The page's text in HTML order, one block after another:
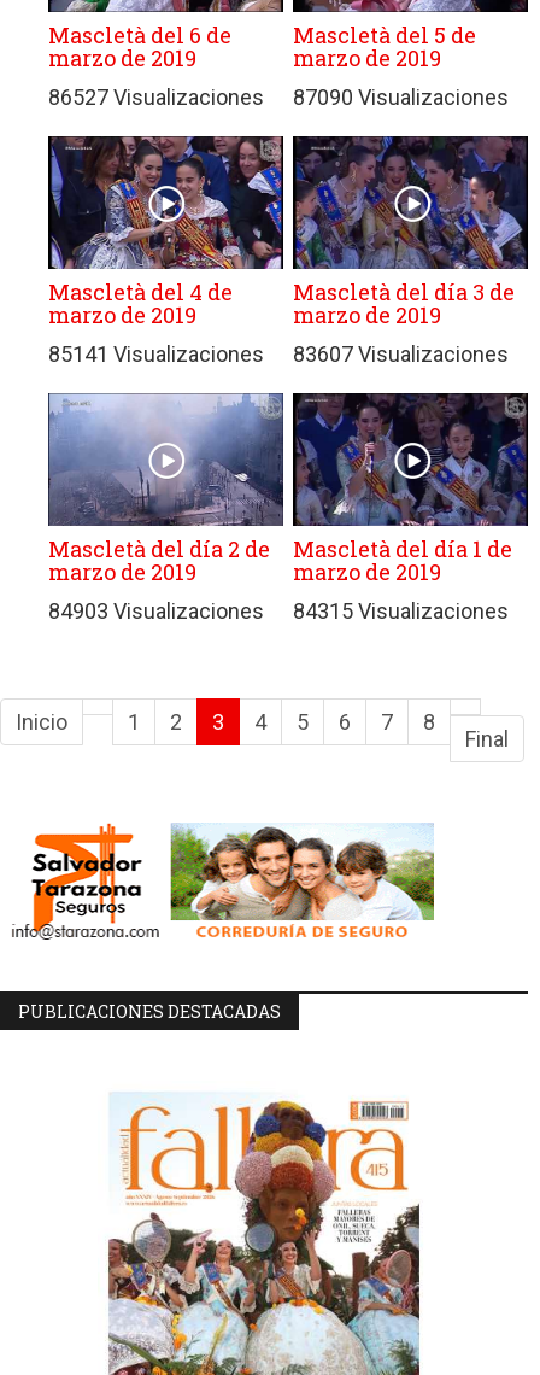
Mascletà del 6 de
marzo de 2019
86527 Visualizaciones
Mascletà del 5 de
marzo de 2019
87090 Visualizaciones
Mascletà del 4 de
marzo de 2019
85141 Visualizaciones
Mascletà del día 3 de
marzo de 2019
83607 Visualizaciones
Mascletà del día 2 de
marzo de 2019
84903 Visualizaciones
Mascletà del día 1 de
marzo de 2019
84315 Visualizaciones
Inicio 1 2 3 4 5 6 7 8
Final
PUBLICACIONES DESTACADAS